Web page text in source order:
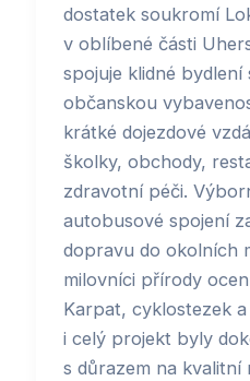
dostatek soukromí
v oblíbené části
spojuje klidné
občanskou
krátké dojezdové
školky, obchody,
zdravotní péči.
autobusové spojení
dopravu do okolních
milovníci přírody
Karpat, cyklostezek
i celý projekt byly
s důrazem na kvalitní